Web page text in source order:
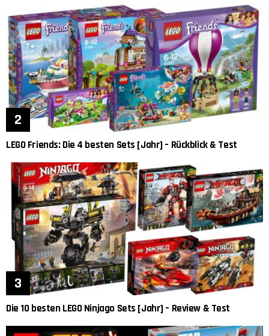
LEGO Friends: Die 4 besten Sets [Jahr] – Rückblick & Test
Die 10 besten LEGO Ninjago Sets [Jahr] – Review & Test